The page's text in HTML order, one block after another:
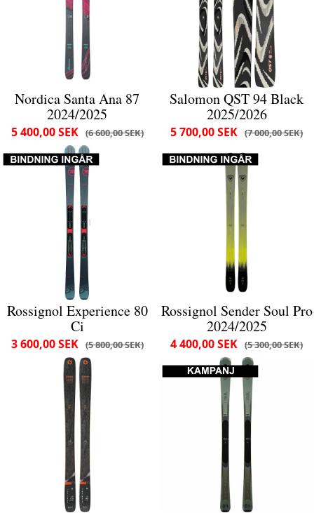
Nordica Santa Ana 87
2024/2025
6 600,00 SEK
5 400,00 SEK
Salomon QST 94 Black
2025/2026
7 000,00 SEK
5 700,00 SEK
Rossignol Experience 80
Ci
5 800,00 SEK
3 600,00 SEK
Rossignol Sender Soul Pro
2024/2025
5 300,00 SEK
4 400,00 SEK